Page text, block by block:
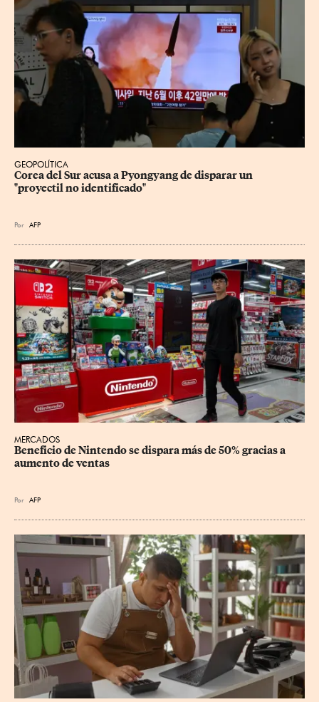
GEOPOLÍTICA
Corea del Sur acusa a Pyongyang de disparar un
"proyectil no identificado"
Por AFP
MERCADOS
Beneficio de Nintendo se dispara más de 50% gracias a
aumento de ventas
Por AFP